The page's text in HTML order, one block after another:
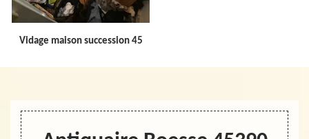
Vidage maison succession 45